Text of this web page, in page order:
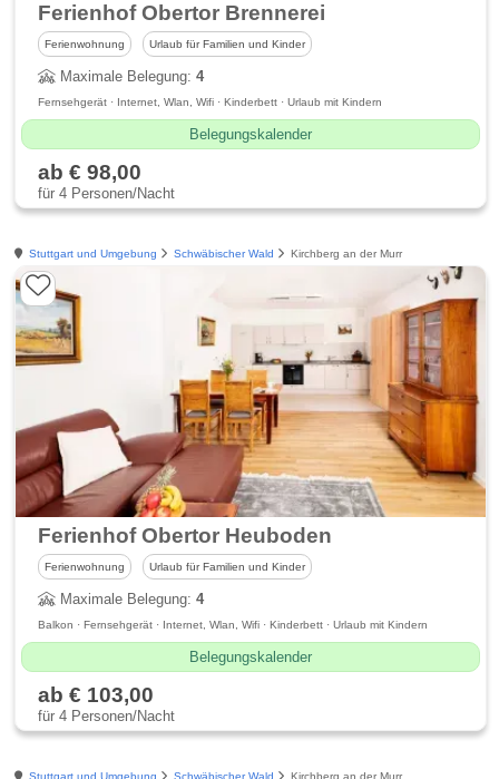
Ferienhof Obertor Brennerei
Ferienwohnung Urlaub für Familien und Kinder
Maximale Belegung:4
Fernsehgerät · Internet, Wlan, Wifi · Kinderbett · Urlaub mit Kindern
Belegungskalender
ab € 98,00
für 4 Personen/Nacht
Stuttgart und Umgebung Schwäbischer Wald Kirchberg an der Murr
Ferienhof Obertor Heuboden
Ferienwohnung Urlaub für Familien und Kinder
Maximale Belegung:4
Balkon · Fernsehgerät · Internet, Wlan, Wifi · Kinderbett · Urlaub mit Kindern
Belegungskalender
ab € 103,00
für 4 Personen/Nacht
Stuttgart und Umgebung Schwäbischer Wald Kirchberg an der Murr